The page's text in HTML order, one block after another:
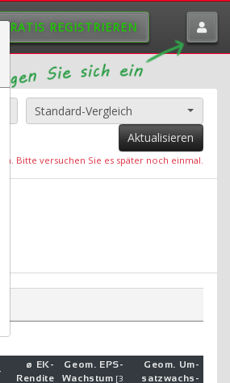
GRATIS REGISTRIEREN
Standard-Vergleich
Aktualisieren
Bitte versuchen Sie es später noch einmal.
ø EK-
Ren­di­te
Geom. EPS-
Wachs­tum [3
Geom. Um­
satz­wachs­